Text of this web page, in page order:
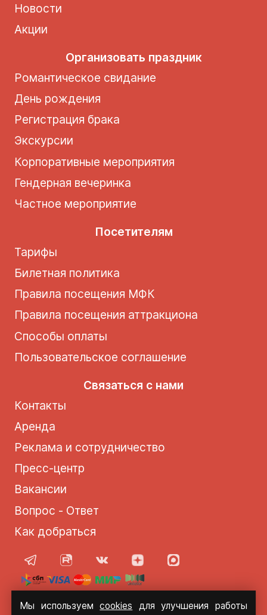
Новости
Акции
Организовать праздник
Романтическое свидание
День рождения
Регистрация брака
Экскурсии
Корпоративные мероприятия
Гендерная вечеринка
Частное мероприятие
Посетителям
Тарифы
Билетная политика
Правила посещения МФК
Правила посещения аттракциона
Способы оплаты
Пользовательское соглашение
Связаться с нами
Контакты
Аренда
Реклама и сотрудничество
Пресс-центр
Вакансии
Вопрос - Ответ
Как добраться
Мы используемcookies для улучшения работы